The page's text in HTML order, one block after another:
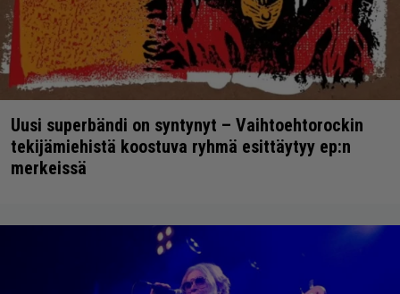
Uusi superbändi on syntynyt – Vaihtoehtorockin
tekijämiehistä koostuva ryhmä esittäytyy ep:n
merkeissä